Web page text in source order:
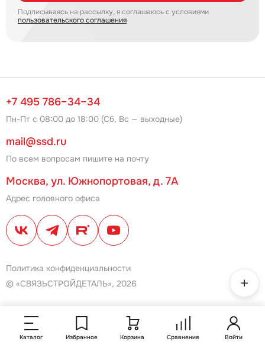
Войти
Избранное Сравнение
Корзина
Каталог
Подписываясь на рассылку, я соглашаюсь с условиями
пользовательского соглашения
+7 495 786–34–34
Пн-Пт с 08:00 до 18:00 (Сб, Вс — выходные)
mail@ssd.ru
По всем вопросам пишите на почту
Москва, ул. Южнопортовая, д. 7А
Адрес головного офиса
Политика конфиденциальности
© «СВЯЗЬСТРОЙДЕТАЛЬ», 2026